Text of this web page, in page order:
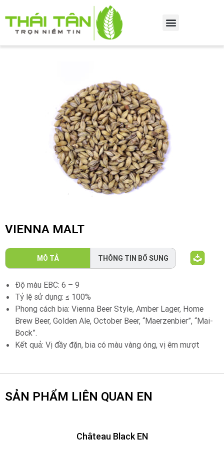
VIENNA MALT
MÔ TẢ THÔNG TIN BỔ SUNG
Độ màu EBC: 6 – 9
Tỷ lệ sử dụng: ≤ 100%
Phong cách bia: Vienna Beer Style, Amber Lager, Home
Brew Beer, Golden Ale, October Beer, “Maerzenbier”, “Mai-
Bock”.
Kết quả: Vị đầy đặn, bia có màu vàng óng, vị êm mượt
SẢN PHẨM LIÊN QUAN EN
Château Black EN